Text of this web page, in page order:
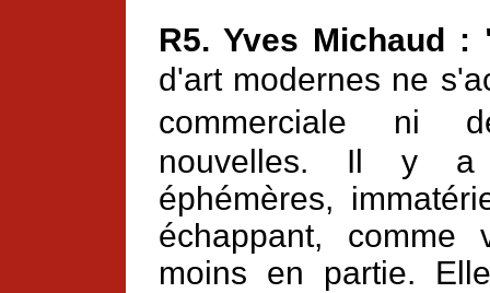
R5. Yves Michaud
d'art modernes ne
commerciale ni
nouvelles. Il y a
éphémères,
échappant,
moins en partie.